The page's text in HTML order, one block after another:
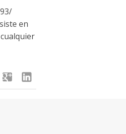
en
google linkedin